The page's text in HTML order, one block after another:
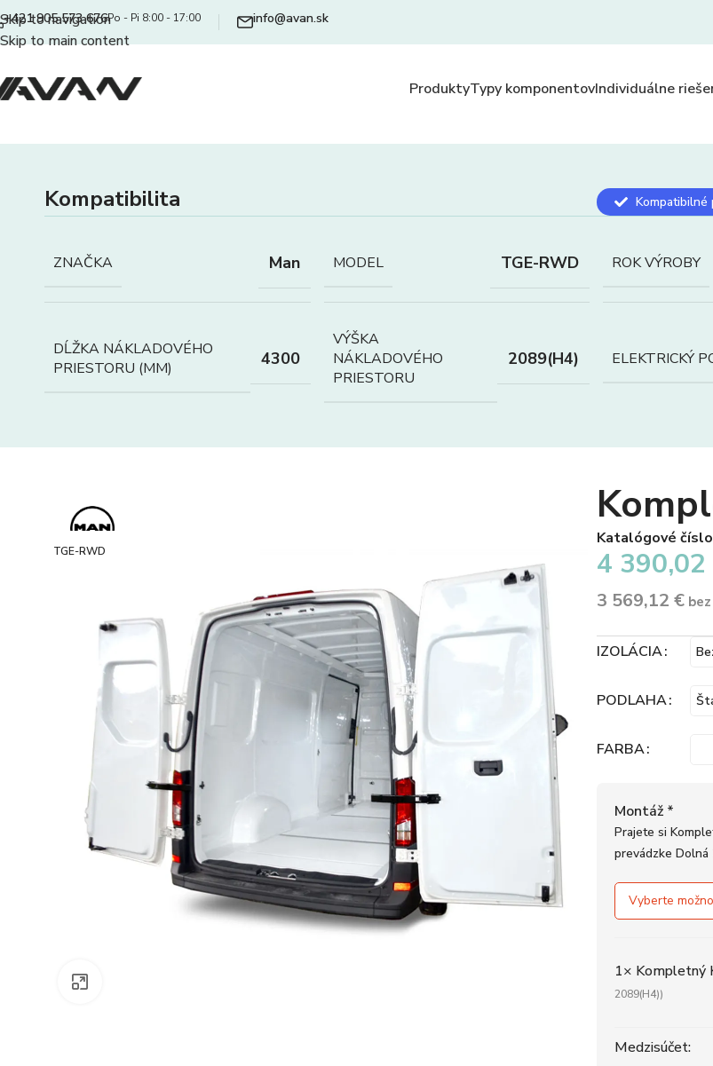
Skip to navigation
Skip to main content
+421 905 573 676Po - Pi 8:00 - 17:00 info@avan.sk
ProduktyTypy komponentovIndividuálne
Kompatibilita
ZNAČKA Man MODEL TGE-RWD ROK VÝROBY
DĹŽKA NÁKLADOVÉHO
PRIESTORU (MM)
4300
VÝŠKA
NÁKLADOVÉHO
PRIESTORU
2089(H4) ELEKTRICKÝ
TGE-RWD
Katalógové
4 390,02
3 569,12 €bez
IZOLÁCIA
PODLAHA
FARBA
Montáž *
Prajete si
prevádzke Dolná
1× Kompletný
2089(H4))
Medzisúčet: